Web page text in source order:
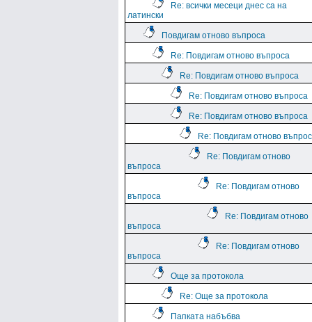
Re: всички месеци днес са на
латински
Повдигам отново въпроса
Re: Повдигам отново въпроса
Re: Повдигам отново въпроса
Re: Повдигам отново въпроса
Re: Повдигам отново въпроса
Re: Повдигам отново
Re: Повдигам отново
въпроса
Re: Повдигам отново
въпроса
Re: Повдигам отново
въпроса
Re: Повдигам отново
въпроса
Още за протокола
Re: Още за протокола
Папката набъбва